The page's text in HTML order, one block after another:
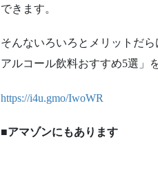
できます。
そんないろいろとメリットだ
アルコール飲料おすすめ5選」
https://i4u.gmo/IwoWR
■アマゾンにもあります